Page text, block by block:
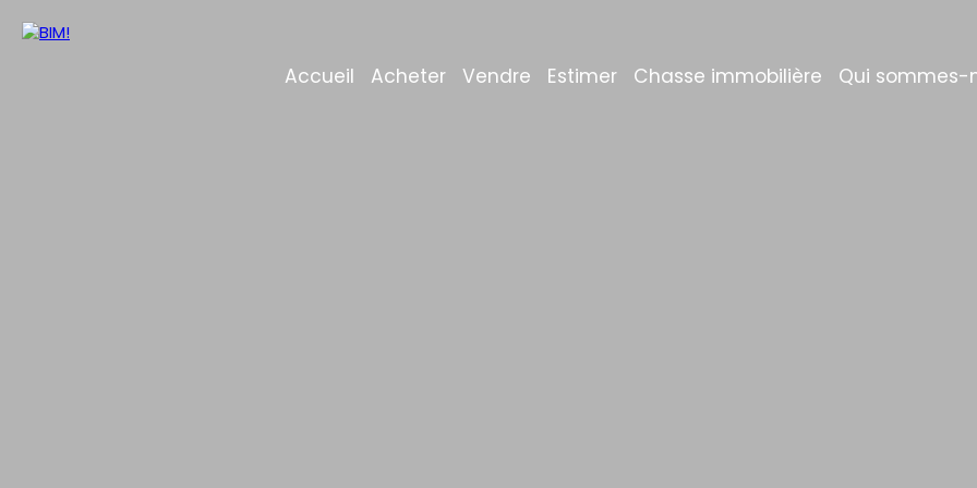
Accueil Acheter Vendre Estimer Chasse immobilière Qui sommes-